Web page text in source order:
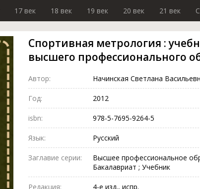
17 век 18 век 19 век 20 век 21 век
Спортивная метрология :
высшего профессионального
Автор: Начинская Светлана
Год: 2012
isbn: 978-5-7695-9264-5
Язык: Русский
Заглавие серии:
Высшее профессиональное
Бакалавриат ; Учебник
Редакция: 4-е изд., испр.